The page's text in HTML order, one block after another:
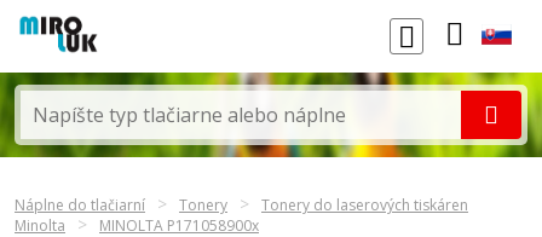
Náplne do tlačiarní Tonery
Tonery do laserových tiskáren
Minolta
MINOLTA P171058900x